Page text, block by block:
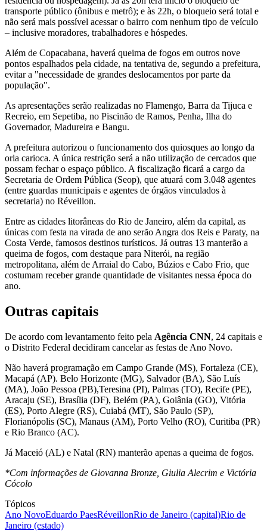
transporte público (ônibus e metrô); e às 22h, o bloqueio será total e
não será mais possível acessar o bairro com nenhum tipo de veículo
– inclusive moradores, trabalhadores e hóspedes.
Além de Copacabana, haverá queima de fogos em outros nove
pontos espalhados pela cidade, na tentativa de, segundo a prefeitura,
evitar a "necessidade de grandes deslocamentos por parte da
população".
As apresentações serão realizadas no Flamengo, Barra da Tijuca e
Recreio, em Sepetiba, no Piscinão de Ramos, Penha, Ilha do
Governador, Madureira e Bangu.
A prefeitura autorizou o funcionamento dos quiosques ao longo da
orla carioca. A única restrição será a não utilização de cercados que
possam fechar o espaço público. A fiscalização ficará a cargo da
Secretaria de Ordem Pública (Seop), que atuará com 3.048 agentes
(entre guardas municipais e agentes de órgãos vinculados à
secretaria) no Réveillon.
Entre as cidades litorâneas do Rio de Janeiro, além da capital, as
únicas com festa na virada de ano serão Angra dos Reis e Paraty, na
Costa Verde, famosos destinos turísticos. Já outras 13 manterão a
queima de fogos, com destaque para Niterói, na região
metropolitana, além de Arraial do Cabo, Búzios e Cabo Frio, que
costumam receber grande quantidade de visitantes nessa época do
ano.
Outras capitais
De acordo com levantamento feito pela Agência CNN, 24 capitais e
o Distrito Federal decidiram cancelar as festas de Ano Novo.
Não haverá programação em Campo Grande (MS), Fortaleza (CE),
Macapá (AP). Belo Horizonte (MG), Salvador (BA), São Luís
(MA), João Pessoa (PB),Teresina (PI), Palmas (TO), Recife (PE),
Aracaju (SE), Brasília (DF), Belém (PA), Goiânia (GO), Vitória
(ES), Porto Alegre (RS), Cuiabá (MT), São Paulo (SP),
Florianópolis (SC), Manaus (AM), Porto Velho (RO), Curitiba (PR)
e Rio Branco (AC).
Já Maceió (AL) e Natal (RN) manterão apenas a queima de fogos.
*Com informações de Giovanna Bronze, Giulia Alecrim e Victória
Cócolo
Tópicos
Ano NovoEduardo PaesRéveillonRio de Janeiro (capital)Rio de
Janeiro (estado)